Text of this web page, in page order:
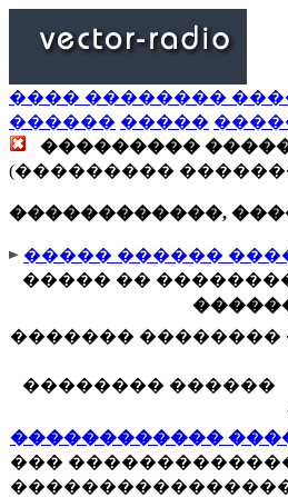
���� ��������
������ �����
���������
(���������
������������,
����� ������
����� ��
�������
�������� ������
������������
���